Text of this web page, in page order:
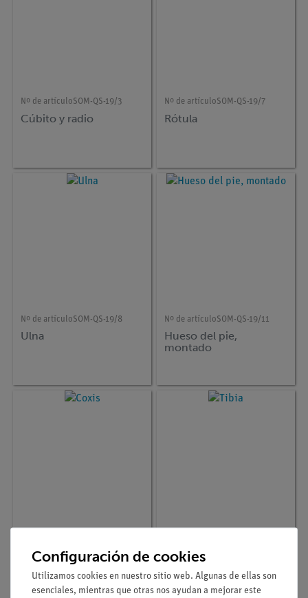
Nº de artículoSOM-QS-19/3
Cúbito y radio
Nº de artículoSOM-QS-19/7
Rótula
Nº de artículoSOM-QS-19/8
Ulna
Nº de artículoSOM-QS-19/11
Hueso del pie,
montado
Coxis Tibia
Configuración de cookies
Utilizamos cookies en nuestro sitio web. Algunas de ellas son
esenciales, mientras que otras nos ayudan a mejorar este